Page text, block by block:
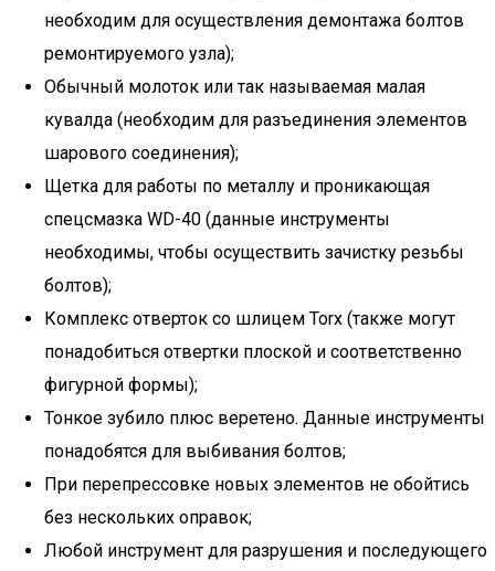
необходим для осуществления демонтажа болтов
ремонтируемого узла);
Обычный молоток или так называемая малая
кувалда (необходим для разъединения элементов
шарового соединения);
Щетка для работы по металлу и проникающая
спецсмазка WD-40 (данные инструменты
необходимы, чтобы осуществить зачистку резьбы
болтов);
Комплекс отверток со шлицем Torx (также могут
понадобиться отвертки плоской и соответственно
фигурной формы);
Тонкое зубило плюс веретено. Данные инструменты
понадобятся для выбивания болтов;
При перепрессовке новых элементов не обойтись
без нескольких оправок;
Любой инструмент для разрушения и последующего